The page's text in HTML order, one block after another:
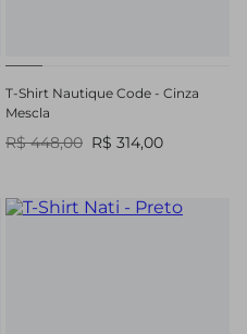
T-Shirt Nautique Code - Cinza
Mescla
R$ 448,00 R$ 314,00